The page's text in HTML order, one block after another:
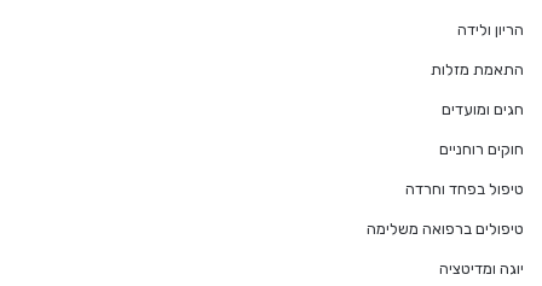
הריון ולידה
התאמת מזלות
חגים ומועדים
חוקים רוחניים
טיפול בפחד וחרדה
טיפולים ברפואה משלימה
יוגה ומדיטציה